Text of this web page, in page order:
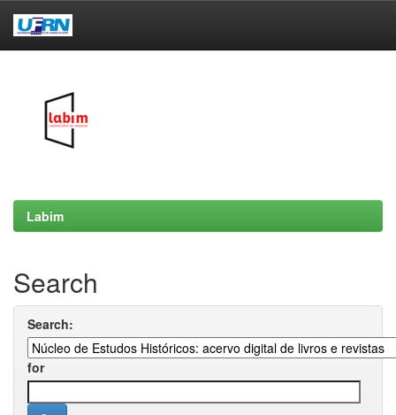
Labim
Search
Search:
for